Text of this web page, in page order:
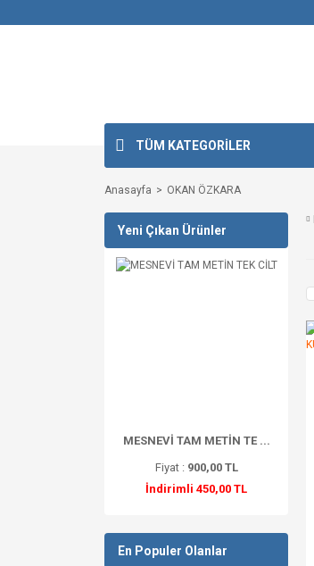
TÜM KATEGORİLER
Anasayfa OKAN ÖZKARA
Yeni Çıkan Ürünler
MESNEVİ TAM METİN TE ...
Fiyat : 900,00 TL
İndirimli 450,00 TL
En Populer Olanlar